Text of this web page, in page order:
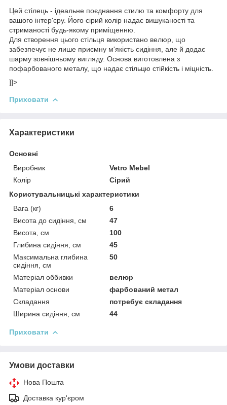
Цей стілець - ідеальне поєднання стилю та комфорту для
вашого інтер'єру. Його сірий колір надає вишуканості та
стриманості будь-якому приміщенню.
Для створення цього стільця використано велюр, що
забезпечує не лише приємну м'якість сидіння, але й додає
шарму зовнішньому вигляду. Основа виготовлена з
пофарбованого металу, що надає стільцю стійкість і міцність.
]]>
Приховати
Характеристики
Основні
Виробник
Vetro Mebel
Колір
Сірий
Користувальницькі характеристики
Вага (кг)
6
Висота до сидіння, см
47
Висота, см
100
Глибина сидіння, см
45
Максимальна глибина
сидіння, см
50
Матеріал оббивки
велюр
Матеріал основи
фарбований метал
Складання
потребує складання
Ширина сидіння, см
44
Приховати
Умови доставки
Нова Пошта
Доставка кур'єром